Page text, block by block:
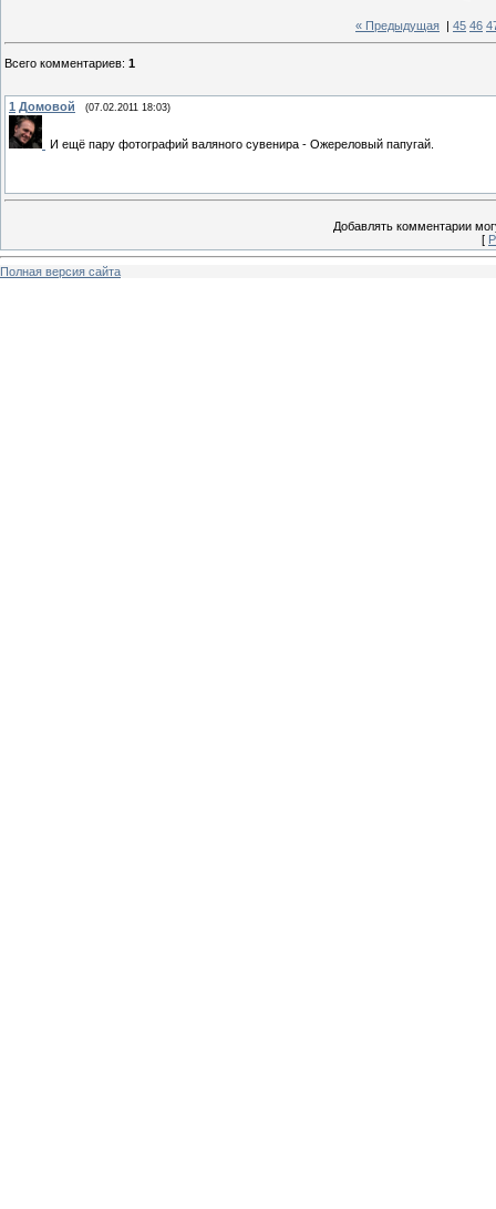
« Предыдущая 45 46
Всего комментариев: 1
1 Домовой (07.02.2011 18:03)
И ещё пару фотографий валяного сувенира - Ожереловый папугай.
Добавлять комментарии
[
Полная версия сайта